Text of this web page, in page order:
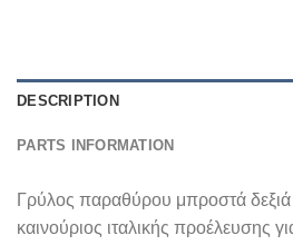
DESCRIPTION
PARTS INFORMATION
Γρύλος παραθύρου μπροστά
καινούριος ιταλικής προέλευσης